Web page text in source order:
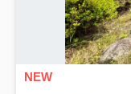
NEW